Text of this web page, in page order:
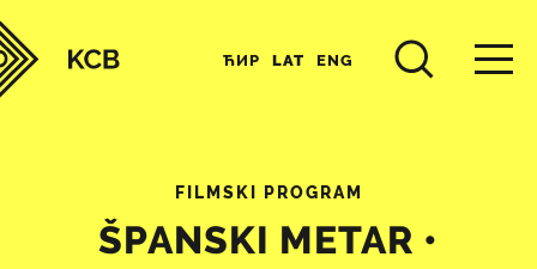
ЋИР LAT ENG
FILMSKI PROGRAM
ŠPANSKI METAR •